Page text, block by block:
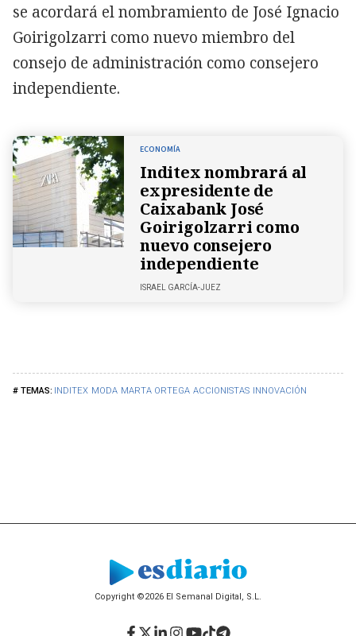
INDITEX MODA MARTA ORTEGA ACCIONISTAS INNOVACIÓN
se acordará el nombramiento de José Ignacio
Goirigolzarri como nuevo miembro del
consejo de administración como consejero
independiente.
ECONOMÍA
Inditex nombrará al
expresidente de
Caixabank José
Goirigolzarri como
nuevo consejero
independiente
ISRAEL GARCÍA-JUEZ
Copyright ©2026 El Semanal Digital, S.L.
Facebook
Twitter
LinkedIn
Instagram
YouTube
TikTok
Telegram